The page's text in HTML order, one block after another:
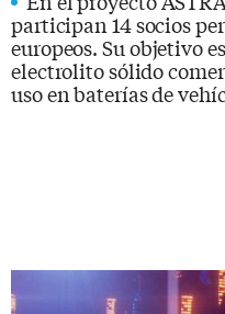
participan 14 socios
europeos. Su objetivo
electrolito sólido
uso en baterías de